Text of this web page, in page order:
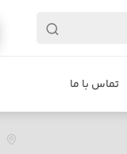
تماس با ما